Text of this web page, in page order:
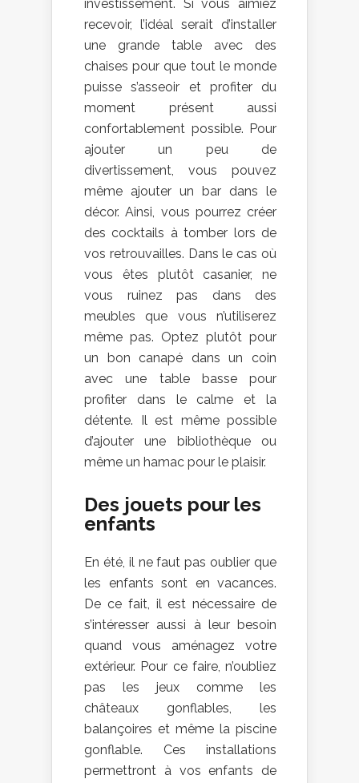
investissement. Si vous aimiez
recevoir, l’idéal serait d’installer
une grande table avec des
chaises pour que tout le monde
puisse s’asseoir et profiter du
moment présent aussi
confortablement possible. Pour
ajouter un peu de
divertissement, vous pouvez
même ajouter un bar dans le
décor. Ainsi, vous pourrez créer
des cocktails à tomber lors de
vos retrouvailles. Dans le cas où
vous êtes plutôt casanier, ne
vous ruinez pas dans des
meubles que vous n’utiliserez
même pas. Optez plutôt pour
un bon canapé dans un coin
avec une table basse pour
profiter dans le calme et la
détente. Il est même possible
d’ajouter une bibliothèque ou
même un hamac pour le plaisir.
Des jouets pour les
enfants
En été, il ne faut pas oublier que
les enfants sont en vacances.
De ce fait, il est nécessaire de
s’intéresser aussi à leur besoin
quand vous aménagez votre
extérieur. Pour ce faire, n’oubliez
pas les jeux comme les
châteaux gonflables, les
balançoires et même la piscine
gonflable. Ces installations
permettront à vos enfants de